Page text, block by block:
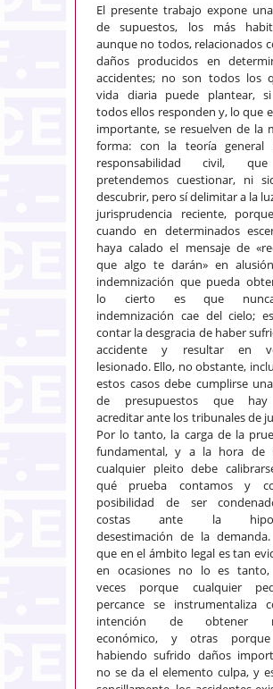
El presente trabajo expone
de supuestos, los más
aunque no todos, relacionados
daños producidos en
accidentes; no son todos los
vida diaria puede plantear,
todos ellos responden y, lo que
importante, se resuelven de la
forma: con la teoría general
responsabilidad civil,
pretendemos cuestionar, ni
descubrir, pero sí delimitar a la
jurisprudencia reciente,
cuando en determinados
haya calado el mensaje de
que algo te darán» en
indemnización que pueda
lo cierto es que
indemnización cae del cielo;
contar la desgracia de haber
accidente y resultar en
lesionado. Ello, no obstante,
estos casos debe cumplirse
de presupuestos que
acreditar ante los tribunales de
Por lo tanto, la carga de la
fundamental, y a la hora de
cualquier pleito debe
qué prueba contamos y
posibilidad de ser
costas ante la
desestimación de la
que en el ámbito legal es tan
en ocasiones no lo es tanto,
veces porque cualquier
percance se instrumentaliza
intención de obtener
económico, y otras
habiendo sufrido daños
no se da el elemento culpa, y